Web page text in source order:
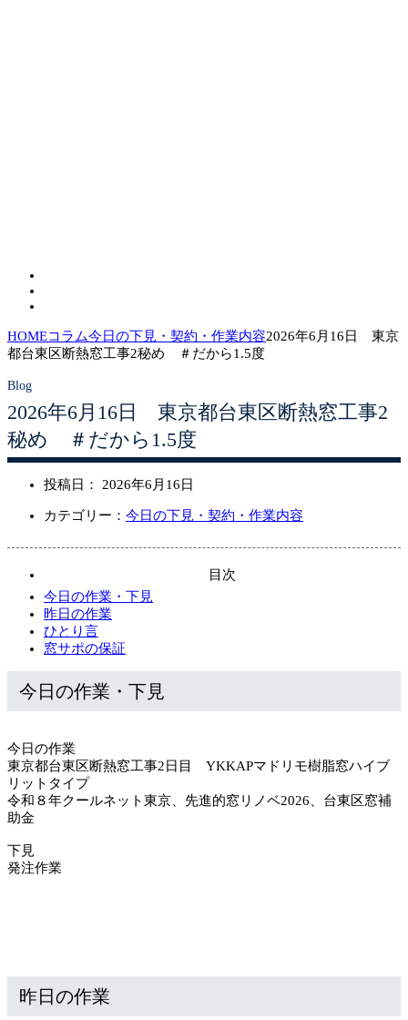
HOMEコラム今日の下見・契約・作業内容2026年6月16日 東京
都台東区断熱窓工事2秘め ＃だから1.5度
2026年6月16日 東京都台東区断熱窓工事2
秘め ＃だから1.5度
投稿日： 2026年6月16日
カテゴリー： 今日の下見・契約・作業内容
目次
今日の作業・下見
昨日の作業
ひとり言
窓サポの保証
今日の作業・下見
今日の作業
東京都台東区断熱窓工事2日目 YKKAPマドリモ樹脂窓ハイブ
リットタイプ
令和８年クールネット東京、先進的窓リノベ2026、台東区窓補
助金
下見
発注作業
昨日の作業